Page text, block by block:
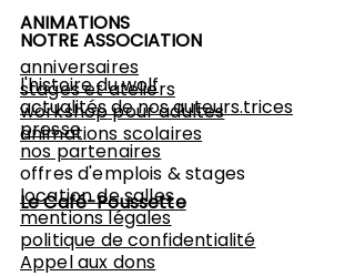
ANIMATIONS
anniversaires
stages et ateliers
workshoppour adultes
animations scolaires
Le Café-Poussette
NOTRE ASSOCIATION
l'histoire du wolf
actualités de nos auteurs.trices
presse
nos partenaires
offres d'emplois & stages
location de salles
mentions légales
politique de confidentialité
Appel aux dons